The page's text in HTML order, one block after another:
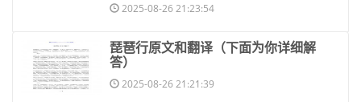
2025-08-26 21:23:54
​琵琶行原文和翻译（下面为你详细解
答）
2025-08-26 21:21:39